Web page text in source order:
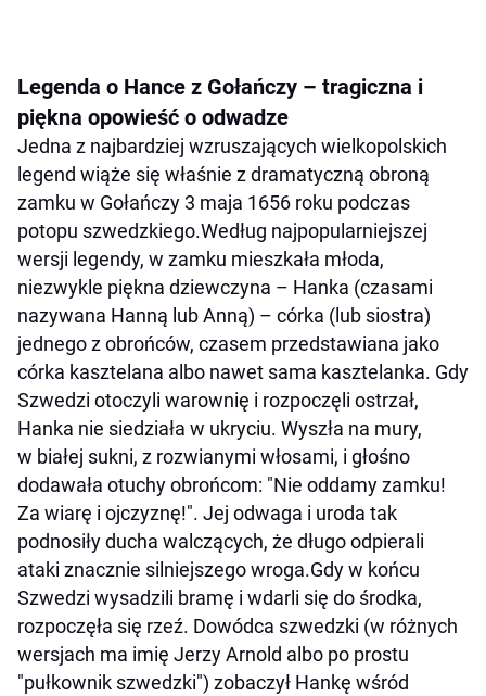
Legenda o Hance z Gołańczy – tragiczna i
piękna opowieść o odwadze
Jedna z najbardziej wzruszających wielkopolskich
legend wiąże się właśnie z dramatyczną obroną
zamku w Gołańczy 3 maja 1656 roku podczas
potopu szwedzkiego.Według najpopularniejszej
wersji legendy, w zamku mieszkała młoda,
niezwykle piękna dziewczyna – Hanka (czasami
nazywana Hanną lub Anną) – córka (lub siostra)
jednego z obrońców, czasem przedstawiana jako
córka kasztelana albo nawet sama kasztelanka. Gdy
Szwedzi otoczyli warownię i rozpoczęli ostrzał,
Hanka nie siedziała w ukryciu. Wyszła na mury,
w białej sukni, z rozwianymi włosami, i głośno
dodawała otuchy obrońcom: "Nie oddamy zamku!
Za wiarę i ojczyznę!". Jej odwaga i uroda tak
podnosiły ducha walczących, że długo odpierali
ataki znacznie silniejszego wroga.Gdy w końcu
Szwedzi wysadzili bramę i wdarli się do środka,
rozpoczęła się rzeź. Dowódca szwedzki (w różnych
wersjach ma imię Jerzy Arnold albo po prostu
"pułkownik szwedzki") zobaczył Hankę wśród